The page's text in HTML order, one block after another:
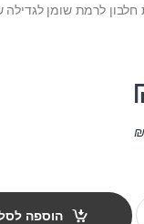
חלבון לרמת שומן לגדילה
₪
הוספה